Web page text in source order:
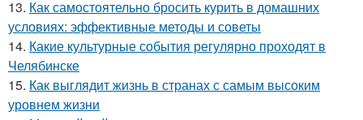
13. Как самостоятельно бросить курить в домашних
условиях: эффективные методы и советы
14. Какие культурные события регулярно проходят в
Челябинске
15. Как выглядит жизнь в странах с самым высоким
уровнем жизни